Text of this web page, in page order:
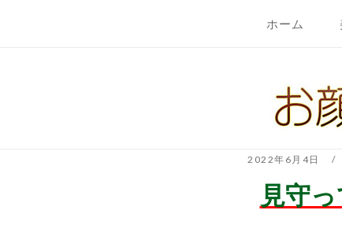
ホーム
2022年6月4日
見守